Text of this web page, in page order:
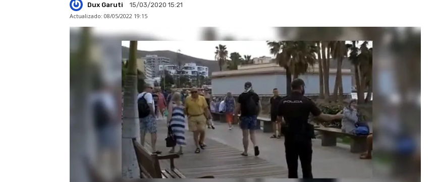
Dux Garuti
15/03/2020 15:21
Actualizado: 08/05/2022 19:15